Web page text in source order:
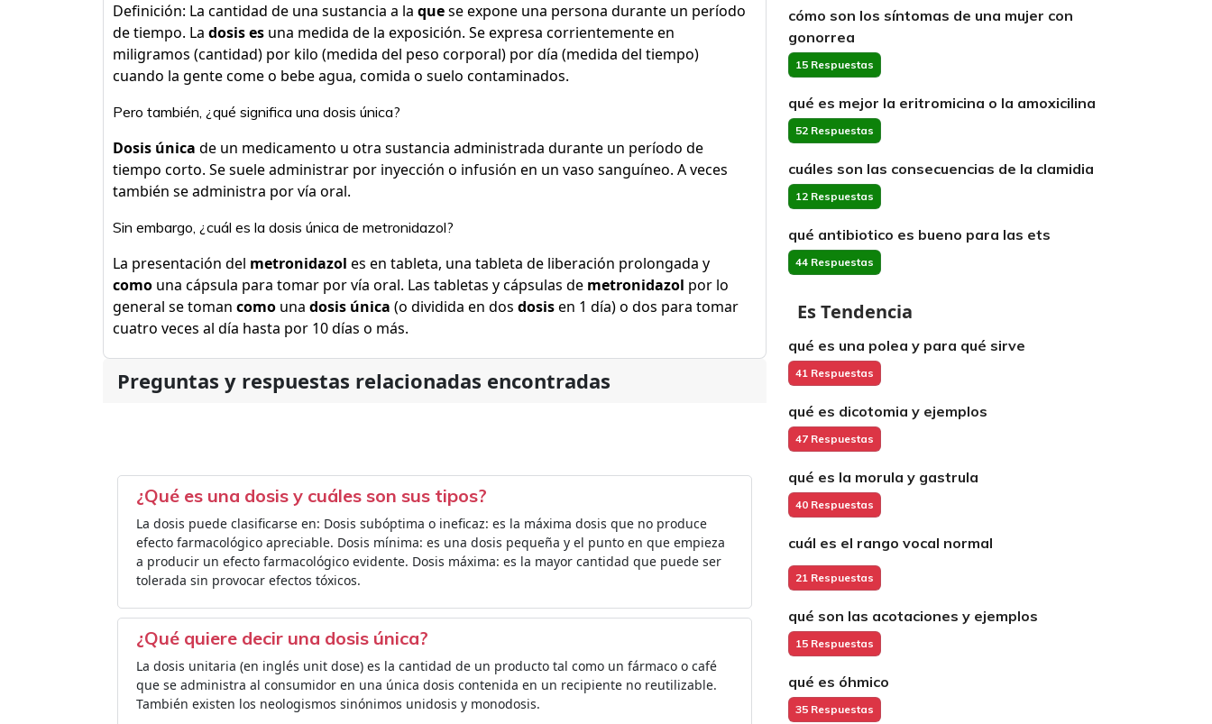
Definición: La cantidad de una sustancia a la quese expone una persona durante un período
de tiempo. La dosis es una medida de la exposición. Se expresa corrientemente en
miligramos (cantidad) por kilo (medida del peso corporal) por día (medida del tiempo)
cuando la gente come o bebe agua, comida o suelo contaminados.
Pero también, ¿qué significa una dosis única?
Dosis única de un medicamento u otra sustancia administrada durante un período de
tiempo corto. Se suele administrar por inyección o infusión en un vaso sanguíneo. A veces
también se administra por vía oral.
Sin embargo, ¿cuál es la dosis única de metronidazol?
La presentación del metronidazol es en tableta, una tableta de liberación prolongada y
como una cápsula para tomar por vía oral. Las tabletas y cápsulas de metronidazol por lo
general se toman como una dosis única (o dividida en dos dosisen 1 día) o dos para tomar
cuatro veces al día hasta por 10 días o más.
Preguntas y respuestas relacionadas encontradas
¿Qué es una dosis y cuáles son sus tipos?
La dosis puede clasificarse en: Dosis subóptima o ineficaz: es la máxima dosis que no produce
efecto farmacológico apreciable. Dosis mínima: es una dosis pequeña y el punto en que empieza
a producir un efecto farmacológico evidente. Dosis máxima: es la mayor cantidad que puede ser
tolerada sin provocar efectos tóxicos.
¿Qué quiere decir una dosis única?
La dosis unitaria (en inglés unit dose) es la cantidad de un producto tal como un fármaco o café
que se administra al consumidor en una única dosis contenida en un recipiente no reutilizable.
También existen los neologismos sinónimos unidosis y monodosis.
cómo son los síntomas de una mujer con
gonorrea
15 Respuestas
qué es mejor la eritromicina o la amoxicilina
52 Respuestas
cuáles son las consecuencias de la clamidia
12 Respuestas
qué antibiotico es bueno para las ets
44 Respuestas
Es Tendencia
qué es una polea y para qué sirve
41 Respuestas
qué es dicotomia y ejemplos
47 Respuestas
qué es la morula y gastrula
40 Respuestas
cuál es el rango vocal normal
21 Respuestas
qué son las acotaciones y ejemplos
15 Respuestas
qué es óhmico
35 Respuestas